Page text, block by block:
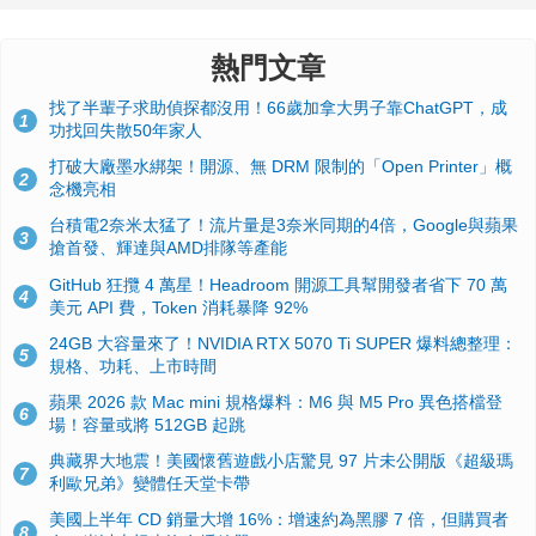
熱門文章
1
找了半輩子求助偵探都沒用！66歲加拿大男子靠ChatGPT，成
功找回失散50年家人
2
打破大廠墨水綁架！開源、無 DRM 限制的「Open Printer」概
念機亮相
3
台積電2奈米太猛了！流片量是3奈米同期的4倍，Google與蘋果
搶首發、輝達與AMD排隊等產能
4
GitHub 狂攬 4 萬星！Headroom 開源工具幫開發者省下 70 萬
美元 API 費，Token 消耗暴降 92%
5
24GB 大容量來了！NVIDIA RTX 5070 Ti SUPER 爆料總整理：
規格、功耗、上市時間
6
蘋果 2026 款 Mac mini 規格爆料：M6 與 M5 Pro 異色搭檔登
場！容量或將 512GB 起跳
7
典藏界大地震！美國懷舊遊戲小店驚見 97 片未公開版《超級瑪
利歐兄弟》變體任天堂卡帶
美國上半年 CD 銷量大增 16%：增速約為黑膠 7 倍，但購買者